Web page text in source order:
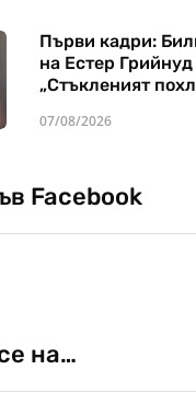
Първи кадри:
на Естер
„Стъкленият
07/08/2026
Facebook
на…